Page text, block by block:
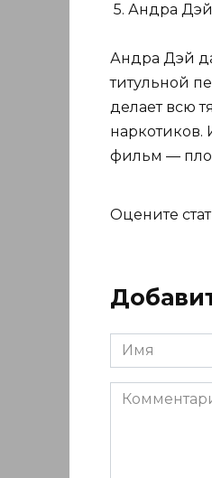
5. Андра
Андра Дэй
титульной
делает всю
наркотиков.
фильм —
Оцените
Имя
*